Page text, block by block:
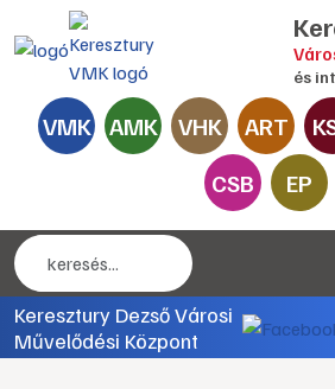
és
VMK AMK VHK ART
CSB
EP
Keresztury Dezső Városi
Művelődési Központ